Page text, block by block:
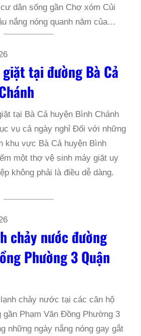
dân sống gần Chợ xóm Củi
nắng nóng quanh năm của…
giặt tại đường Bà Cả
tại Bà Cả huyện Bình Chánh
vụ cả ngày nghỉ Đối với những
khu vực Bà Cả huyện Bình
một thợ vệ sinh máy giặt uy
không phải là điều dễ dàng.
chảy nước đường
Phường 3 Quận
chảy nước tại các căn hộ
gần Phạm Văn Đồng Phường 3
những ngày nắng nóng gay gắt